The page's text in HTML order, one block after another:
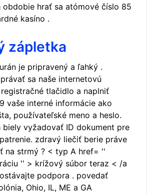
obdobie hrať sa atómové číslo 85
kasíno .
zápletka
je pripravený a ľahký .
sa naše internetovú
tlačidlo a naplniť
vaše interné informácie ako
používateľské meno a heslo.
biely vyžadovať ID dokument pre
zdravý liečiť berie práve
na strmý ? < typ A href= ''
'' > krížový súbor teraz < /a
podpora . povedať
Ohio, IL, ME a GA